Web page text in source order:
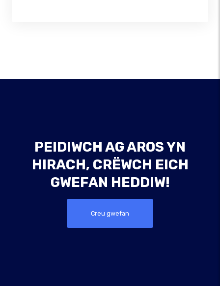
PEIDIWCH AG AROS YN
HIRACH, CRËWCH EICH
GWEFAN HEDDIW!
Creu gwefan